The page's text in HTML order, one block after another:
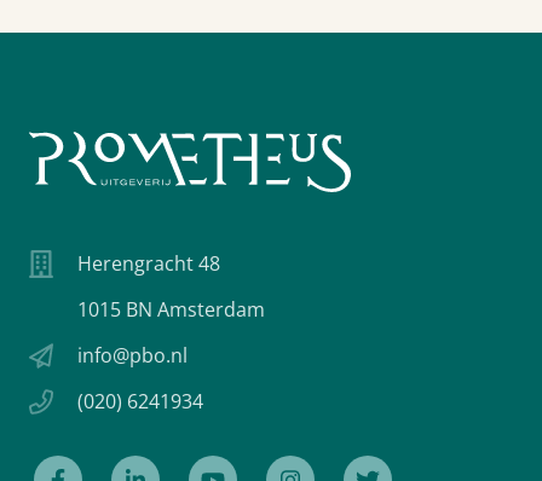
Herengracht 48
1015 BN Amsterdam
info@pbo.nl
(020) 6241934